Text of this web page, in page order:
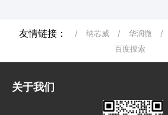
友情链接： / 纳芯威 / 华润微 /
百度搜索
关于我们